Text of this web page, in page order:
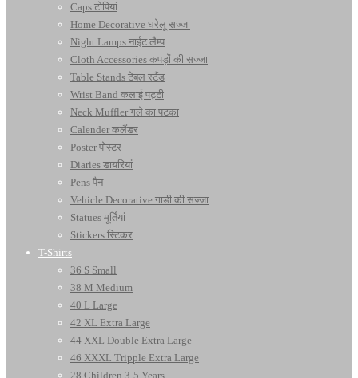
Caps टोपियां
Home Decorative घरेलू सज्जा
Night Lamps नाईट लैम्प
Cloth Accessories कपड़ों की सज्जा
Table Stands टेबल स्टैंड
Wrist Band कलाई पट्टी
Neck Muffler गले का पटका
Calender कलैंडर
Poster पोस्टर
Diaries डायरियां
Pens पैन
Vehicle Decorative गाडी की सज्जा
Statues मूर्तियां
Stickers स्टिकर
T-Shirts
36 S Small
38 M Medium
40 L Large
42 XL Extra Large
44 XXL Double Extra Large
46 XXXL Tripple Extra Large
28 Children 3-5 Years